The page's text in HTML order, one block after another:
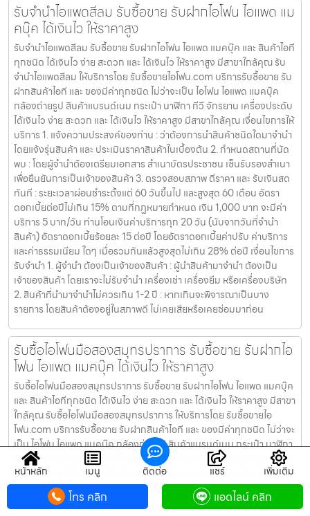
รับจำนำไอแพดสีลม รับซื้อขาย รับฝากไอโฟน ไอแพด แม
คบุ๊ค ได้เงินไว ให้ราคาสูง
รับจำนำไอแพดสีลม รับซื้อขาย รับฝากไอโฟน ไอแพด แมคบุ๊ค และ สินค้าไอที
ทุกชนิด ได้เงินไว ง่าย สะดวก และ ได้เงินไว ให้ราคาสูง มีสาขาใกล้คุณ รับ
จำนำไอแพดสีลม ให้บริการโดย รับซื้อขายไอโฟน.com บริการรับซื้อขาย รับ
ฝากสินค้าไอที และ ของมีค่าทุกชนิด ไม่ว่าจะเป็น ไอโฟน ไอแพด แมคบุ๊ค
กล้องถ่ายรูป สินค้าแบรนด์เนม กระเป๋า นาฬิกา ทีวี จักรยาน เครื่องประดับ
ได้เงินไว ง่าย สะดวก และ ได้เงินไว ให้ราคาสูง มีสาขาใกล้คุณ เงื่อนไขการให้
บริการ 1. แจ้งความประสงค์ของท่าน : ว่าต้องการนำสินค้าชนิดใดมาจำนำ
โดยแจ้งรุ่นสินค้า และ ประเมินราคาสินค้าในเบื้องต้น 2. กำหนดสถานที่นัด
พบ : โดยผู้จำนำต้องเตรียมเอกสาร สำเนาบัตรประชาชน เซ็นรับรองสำเนา
เพื่อยืนยันการเป็นเจ้าของสินค้า 3. ตรวจสอบสภาพ ตีราคา และ รับเงินสด
ทันที : ระยะเวลาผ่อนชำระตั้งแต่ 60 วันขึ้นไป และสูงสุด 60 เดือน อัตรา
ดอกเบี้ยต่อปีไม่เกิน 15% ตามที่กฏหมายกำหนด เงิน 1,000 บาท จะมีค่า
บริการ 5 บาท/วัน ท่านโอนเงินค่าบริการทุก 20 วัน (นับจากวันที่จำนำ
สินค้า) อัตราดอกเบี้ยร้อยละ 15 ต่อปี โดยอัตราดอกเบี้ยค่าปรับ ค่าบริการ
และค่าธรรมเนียม ใดๆ เมื่อรวมกันแล้วสูงสุดไม่เกิน 28% ต่อปี เงื่อนไขการ
รับจำนำ 1. ผู้จำนำ ต้องเป็นเจ้าของสินค้า : ผู้นำสินค้ามาจำนำ ต้องเป็น
เจ้าของสินค้า โดยเราจะไม่รับจำนำ เครื่องเช่า เครื่องยืม หรือเครื่องบริษัท
2. สินค้าที่นำมาจำนำไม่ควรเกิน 1-2 ปี : หากเกินจะพิจารณาเป็นบาง
รายการ โดยสินค้าต้องอยู่ในสภาพดี ไม่เคยเสียหรือเคยซ่อมมาก่อน
รับซื้อไอโฟนมือสองสมุทรปราการ รับซื้อขาย รับฝากไอ
โฟน ไอแพด แมคบุ๊ค ได้เงินไว ให้ราคาสูง
รับซื้อไอโฟนมือสองสมุทรปราการ รับซื้อขาย รับฝากไอโฟน ไอแพด แมคบุ๊ค
และ สินค้าไอทีทุกชนิด ได้เงินไว ง่าย สะดวก และ ได้เงินไว ให้ราคาสูง มีสาขา
ใกล้คุณ รับซื้อไอโฟนมือสองสมุทรปราการ ให้บริการโดย รับซื้อขายไอ
โฟน.com บริการรับซื้อขาย รับฝากสินค้าไอที และ ของมีค่าทุกชนิด ไม่ว่าจะ
เป็น ไอโฟน ไอแพด แมคบุ๊ค กล้องถ่ายรูป สินค้าแบรนด์เนม กระเป๋า นาฬิกา
ทีวี จักรยาน เครื่องประดับ ได้เงินไว ง่าย สะดวก และ ได้เงินไว ให้ราคาสูง มี
สาขาใกล้คุณ เงื่อนไขการให้บริการ 1. แจ้งความประสงค์ของท่าน : ว่า
ต้องการนำสินค้าชนิดใดมาจำนำ โดยแจ้งรุ่นสินค้า และ ประเมินราคาสินค้า
ในเบื้องต้น 2. กำหนดสถานที่นัดพบ : โดยผู้จำนำต้องเตรียมเอกสาร สำเนา
หน้าหลัก เมนู ติดต่อ แชร์ เพิ่มเติม
โทร คลิก แอดไลน์ คลิก